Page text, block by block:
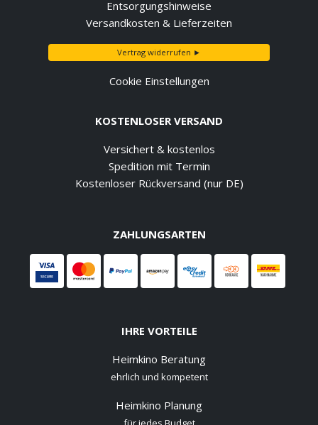
Entsorgungshinweise
Versandkosten & Lieferzeiten
Vertrag widerrufen ►
Cookie Einstellungen
KOSTENLOSER VERSAND
Versichert & kostenlos
Spedition mit Termin
Kostenloser Rückversand (nur DE)
ZAHLUNGSARTEN
IHRE VORTEILE
Heimkino Beratung
ehrlich und kompetent
Heimkino Planung